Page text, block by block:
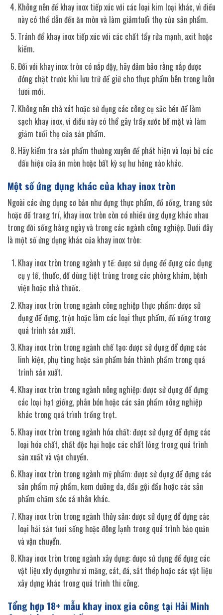
Không nên để khay inox tiếp xúc với các loại kim loại khác, vì điều
này có thể dẫn đến ăn mòn và làm giảmtuổi thọ của sản phẩm.
Tránh để khay inox tiếp xúc với các chất tẩy rửa mạnh, axit hoặc
kiềm.
Đối với khay inox tròn có nắp đậy, hãy đảm bảo rằng nắp được
đóng chặt trước khi lưu trữ để giữ cho thực phẩm bên trong luôn
tươi mới.
Không nên chà xát hoặc sử dụng các công cụ sắc bén để làm
sạch khay inox, vì điều này có thể gây trầy xước bề mặt và làm
giảm tuổi thọ của sản phẩm.
Hãy kiểm tra sản phẩm thường xuyên để phát hiện và loại bỏ các
dấu hiệu của ăn mòn hoặc bất kỳ sự hư hỏng nào khác.
Một số ứng dụng khác của khay inox tròn
Ngoài các ứng dụng cơ bản như đựng thực phẩm, đồ uống, trang sức
hoặc đồ trang trí, khay inox tròn còn có nhiều ứng dụng khác nhau
trong đời sống hàng ngày và trong các ngành công nghiệp. Dưới đây
là một số ứng dụng khác của khay inox tròn:
Khay inox tròn trong ngành y tế: được sử dụng để đựng các dụng
cụ y tế, thuốc, đồ dùng tiệt trùng trong các phòng khám, bệnh
viện hoặc nhà thuốc.
Khay inox tròn trong ngành công nghiệp thực phẩm: được sử
dụng để đựng, trộn hoặc làm các loại thực phẩm, đồ uống trong
quá trình sản xuất.
Khay inox tròn trong ngành chế tạo: được sử dụng để đựng các
linh kiện, phụ tùng hoặc sản phẩm bán thành phẩm trong quá
trình sản xuất.
Khay inox tròn trong ngành nông nghiệp: được sử dụng để đựng
các loại hạt giống, phân bón hoặc các sản phẩm nông nghiệp
khác trong quá trình trồng trọt.
Khay inox tròn trong ngành hóa chất: được sử dụng để đựng các
loại hóa chất, chất độc hại hoặc các chất lỏng trong quá trình
sản xuất và vận chuyển.
Khay inox tròn trong ngành mỹ phẩm: được sử dụng để đựng các
sản phẩm mỹ phẩm, kem dưỡng da, dầu gội đầu hoặc các sản
phẩm chăm sóc cá nhân khác.
Khay inox tròn trong ngành thủy sản: được sử dụng để đựng các
loại hải sản tươi sống hoặc đông lạnh trong quá trình bảo quản
và vận chuyển.
Khay inox tròn trong ngành xây dựng: được sử dụng để đựng các
vật liệu xây dựngnhư xi măng, cát, đá, sắt thép hoặc các vật liệu
xây dựng khác trong quá trình thi công.
Tổng hợp 18+ mẫu khay inox gia công tại Hải Minh